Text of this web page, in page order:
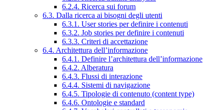
6.2.4. Ricerca sui forum
6.3. Dalla ricerca ai bisogni degli utenti
6.3.1. User stories per definire i contenuti
6.3.2. Job stories per definire i contenuti
6.3.3. Criteri di accettazione
6.4. Architettura dell’informazione
6.4.1. Definire l’architettura dell’informazione
6.4.2. Alberatura
6.4.3. Flussi di interazione
6.4.4. Sistemi di navigazione
6.4.5. Tipologie di contenuto (content type)
6.4.6. Ontologie e standard